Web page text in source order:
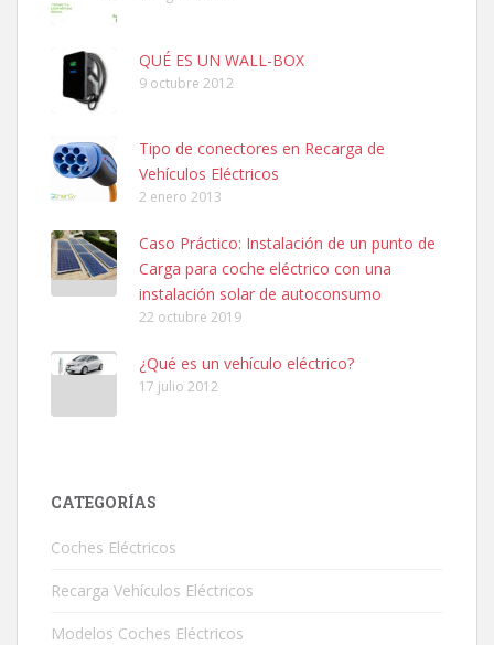
QUÉ ES UN WALL-BOX
9 octubre 2012
Tipo de conectores en Recarga de
Vehículos Eléctricos
2 enero 2013
Caso Práctico: Instalación de un punto de
Carga para coche eléctrico con una
instalación solar de autoconsumo
22 octubre 2019
¿Qué es un vehículo eléctrico?
17 julio 2012
CATEGORÍAS
Coches Eléctricos
Recarga Vehículos Eléctricos
Modelos Coches Eléctricos